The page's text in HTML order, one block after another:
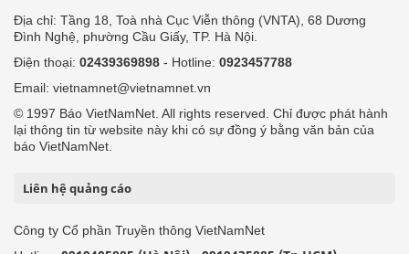
Địa chỉ: Tầng 18, Toà nhà Cục Viễn thông (VNTA), 68 Dương
Đình Nghệ, phường Cầu Giấy, TP. Hà Nội.
Điện thoại: 02439369898 - Hotline: 0923457788
Email: vietnamnet@vietnamnet.vn
© 1997 Báo VietNamNet. All rights reserved. Chỉ được phát hành
lại thông tin từ website này khi có sự đồng ý bằng văn bản của
báo VietNamNet.
Liên hệ quảng cáo
Công ty Cổ phần Truyền thông VietNamNet